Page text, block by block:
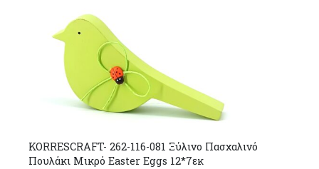
KORRESCRAFT- 262-116-081 Ξύλινο Πασχαλινό
Πουλάκι Μικρό Easter Eggs 12*7εκ